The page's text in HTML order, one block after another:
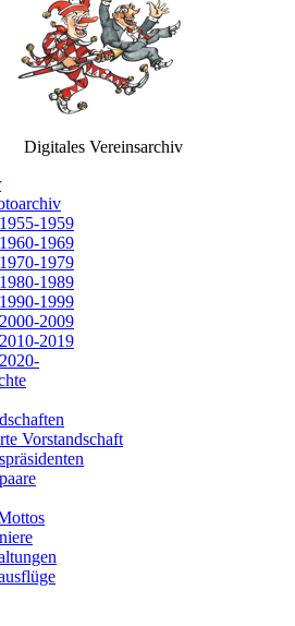
Digitales Vereinsarchiv
1959
1969
1979
1989
1999
2009
2019
Vorstandschaft